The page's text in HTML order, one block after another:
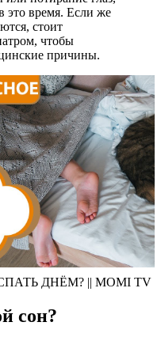
это время. Если же
стоит
чтобы
причины.
ДНЁМ? || MOMI TV
сон?